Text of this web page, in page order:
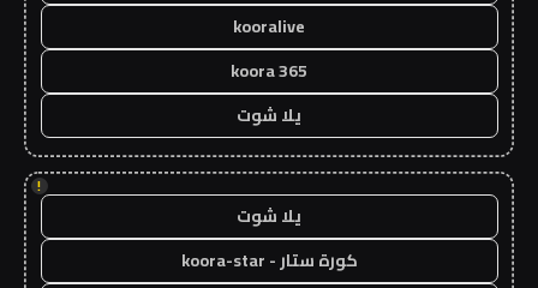
kooralive
koora 365
يلا شوت
!
يلا شوت
كورة ستار - koora-star